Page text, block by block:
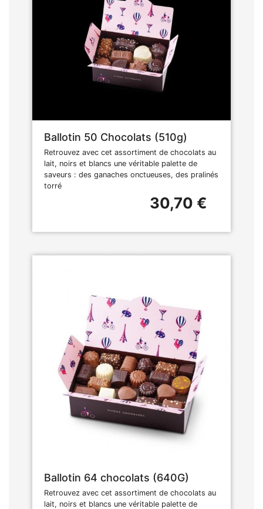
Ballotin 50 Chocolats (510g)
Retrouvez avec cet assortiment de chocolats au
lait, noirs et blancs une véritable palette de
saveurs : des ganaches onctueuses, des pralinés
torré
30,70 €
Ballotin 64 chocolats (640G)
Retrouvez avec cet assortiment de chocolats au
lait, noirs et blancs une véritable palette de